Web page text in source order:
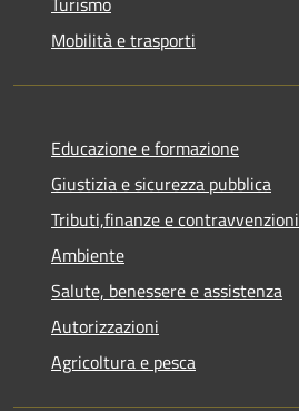
Mobilità e trasporti
Educazione e formazione
Giustizia e sicurezza pubblica
Tributi,finanze e contravvenzioni
Ambiente
Salute, benessere e assistenza
Autorizzazioni
Agricoltura e pesca